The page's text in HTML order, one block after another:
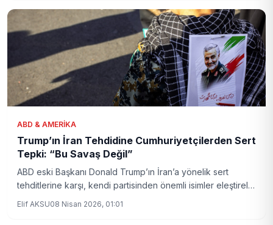
ABD & AMERIKA
Trump’ın İran Tehdidine Cumhuriyetçilerden Sert
Tepki: “Bu Savaş Değil”
ABD eski Başkanı Donald Trump’ın İran’a yönelik sert
tehditlerine karşı, kendi partisinden önemli isimler eleştirel
Elif AKSU08 Nisan 2026, 01:01